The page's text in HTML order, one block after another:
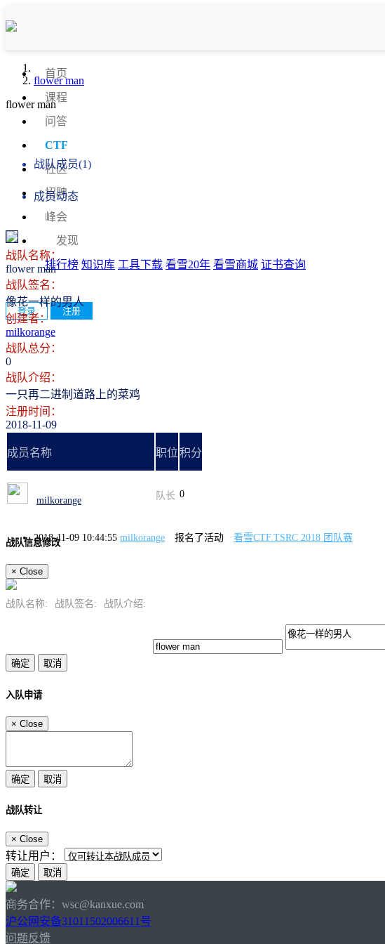
首页
课程
问答
CTF
社区
招聘
峰会
发现
排行榜 知识库 工具下载 看雪20年 看雪商城 证书查询
登录 注册
flower man
flower man
战队成员(1)
成员动态
战队名称：
flower man
战队签名：
像花一样的男人
创建者：
milkorange
战队总分：
0
战队介绍：
一只再二进制道路上的菜鸡
注册时间：
2018-11-09
成员名称 职位积分
milkorange 队长 0
2018-11-09 10:44:55 milkorange 报名了活动 看雪CTF.TSRC 2018 团队赛
战队信息修改
× Close
战队名称: 战队签名: 战队介绍:
入队申请
× Close
战队转让
× Close
转让用户：
商务合作：wsc@kanxue.com
沪公网安备31011502006611号
问题反馈